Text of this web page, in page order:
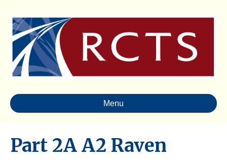
Menu
Part 2A A2 Raven